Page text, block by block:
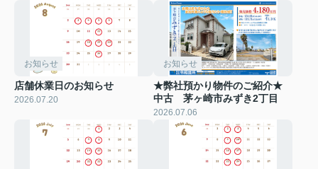
お知らせ
店舗休業日のお知らせ
2026.07.20
お知らせ
★弊社預かり物件のご紹介★
中古 茅ヶ崎市みずき2丁目
2026.07.06